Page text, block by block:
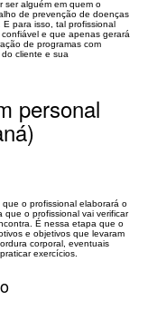
ser alguém em quem o
de prevenção de doenças
para isso, tal profissional
e que apenas gerará
de programas com
cliente e sua
personal
o profissional elaborará o
que o profissional vai verificar
É nessa etapa que o
e objetivos que levaram
corporal, eventuais
exercícios.